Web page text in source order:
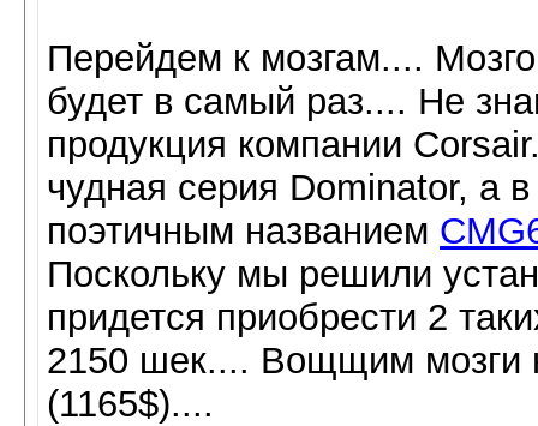
Перейдем к мозгам....
будет в самый раз.... Не
продукция компании
чудная серия Dominator, а
поэтичным названием
Поскольку мы решили
придется приобрести 2
2150 шек.... Вощщим мозги
(1165$)....